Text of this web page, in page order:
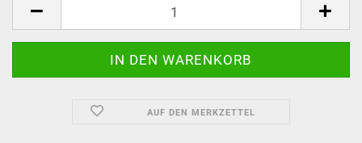
AUF DEN MERKZETTEL